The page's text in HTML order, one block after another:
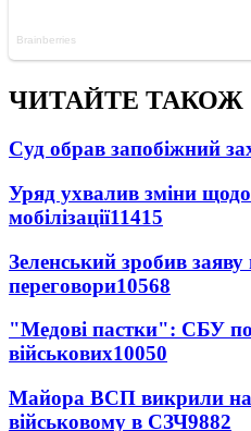
ЧИТАЙТЕ ТАКОЖ
Суд обрав запобіжний
Уряд ухвалив зміни щодо
мобілізації11415
Зеленський зробив
переговори10568
"Медові пастки": СБУ
військових10050
Майора ВСП викрили
військовому в СЗЧ9882